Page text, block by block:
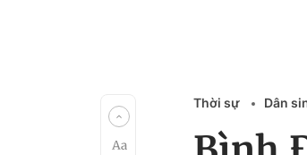
Thời sự Dân